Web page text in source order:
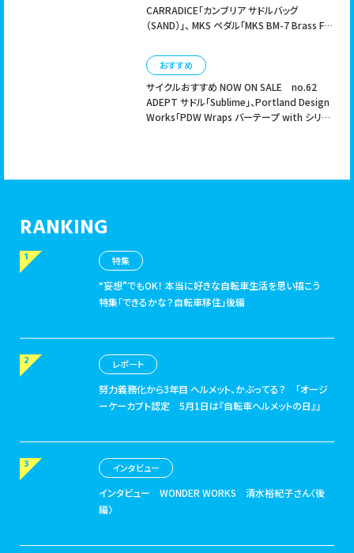
CARRADICE「カンブリア サドルバッグ
（SAND）」、 MKS ペダル「MKS BM-7 Brass For
おすすめ
サイクルおすすめ NOW ON SALE no.62
ADEPT サドル「Sublime」、Portland Design
Works「PDW Wraps バーテープ with シリコ
RANKING
特集
“妄想”でもOK！ 本当に好きな自転車生活を思い描こう
特集「できるかな？自転車移住」後編
レポート
努力義務化から3年目 ヘルメット、かぶってる？ 「オージ
ーケーカブト認定 5月1日は『自転車ヘルメットの日』」
インタビュー
インタビュー WONDER WORKS 清水裕紀子さん〈後
編〉